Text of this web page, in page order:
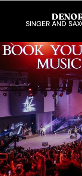
SINGER AND